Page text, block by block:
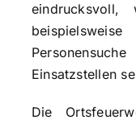
Einsatzstellen
Die